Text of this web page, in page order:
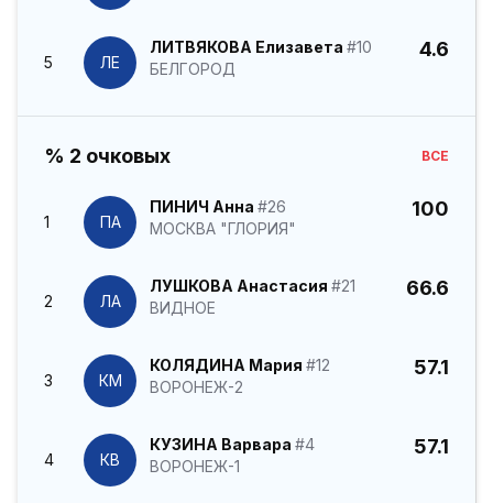
5 ЛЕ
ЛИТВЯКОВА Елизавета #10
БЕЛГОРОД
4.6
% 2 очковых ВСЕ
1 ПА
ПИНИЧ Анна #26
МОСКВА "ГЛОРИЯ"
100
2 ЛА
ЛУШКОВА Анастасия #21
ВИДНОЕ
66.6
3 КМ
КОЛЯДИНА Мария #12
ВОРОНЕЖ-2
57.1
4 КВ
КУЗИНА Варвара #4
ВОРОНЕЖ-1
57.1